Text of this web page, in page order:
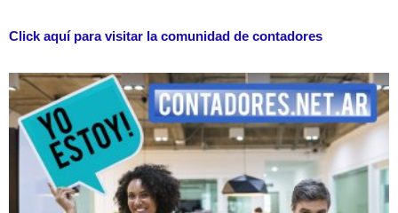
Click aquí para visitar la comunidad de contadores